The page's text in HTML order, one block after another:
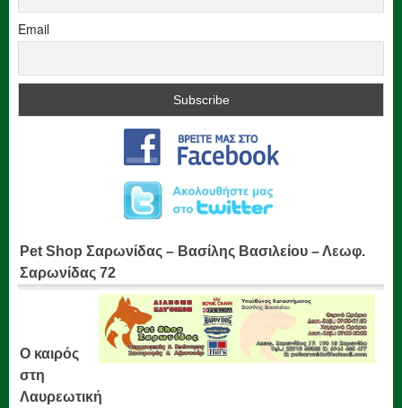
Email
Pet Shop Σαρωνίδας – Βασίλης Βασιλείου – Λεωφ.
Σαρωνίδας 72
Ο καιρός
στη
Λαυρεωτική